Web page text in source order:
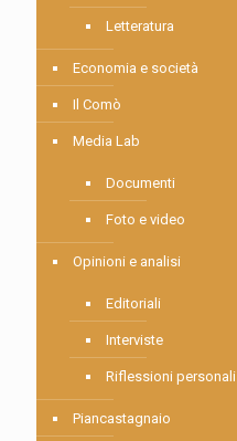
Letteratura
Economia e società
Il Comò
Media Lab
Documenti
Foto e video
Opinioni e analisi
Editoriali
Interviste
Riflessioni personali
Piancastagnaio